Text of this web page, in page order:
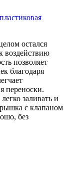
остался
воздействию
позволяет
благодаря
переноски.
заливать и
с клапаном
без